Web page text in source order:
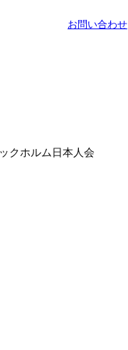
お問い合わせ
クホルム日本人会